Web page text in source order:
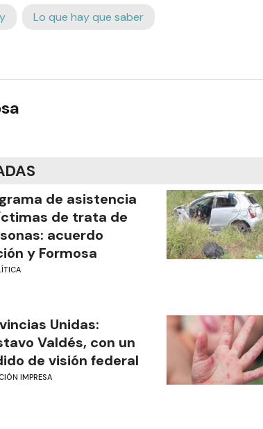
Lo que hay que saber
de asistencia
de trata de
acuerdo
y Formosa
Unidas:
Valdés, con un
de visión federal
IMPRESA